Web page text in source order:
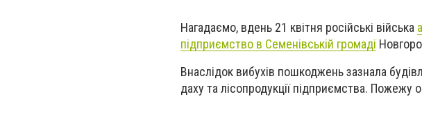
Нагадаємо, вдень 21 квітня російські війська
підприємство в Семенівській громаді
Внаслідок вибухів пошкоджень зазнала
даху та лісопродукції підприємства. Пожежу